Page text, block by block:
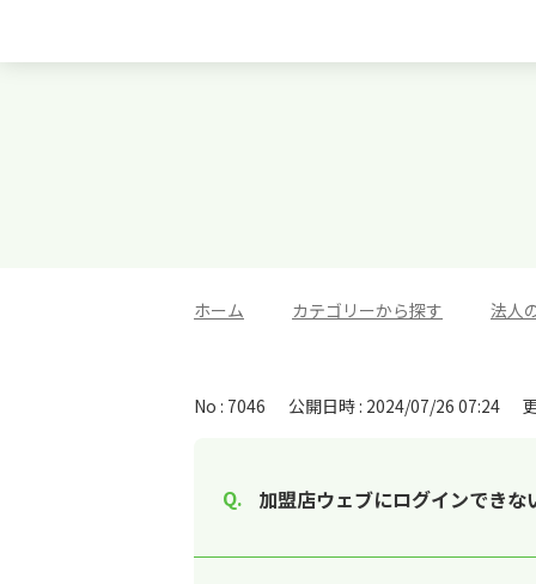
ホーム カテゴリーから探す 法人
No : 7046 公開日時 : 2024/07/26 07:24
加盟店ウェブにログインできな